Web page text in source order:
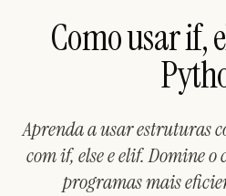
Como usar if,
Aprenda a usar estruturas
com if, else e elif. Domine
programas mais